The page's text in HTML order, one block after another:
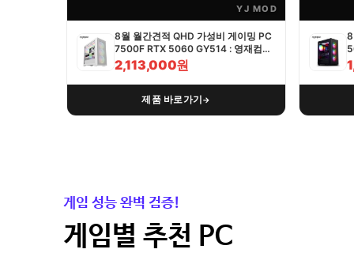
YJ MOD
8월 월간견적 QHD 가성비 게이밍 PC
7500F RTX 5060 GY514 : 영재컴퓨
터
2,113,000원
제품 바로가기→
8
게임 성능 완벽 검증!
게임별 추천 PC